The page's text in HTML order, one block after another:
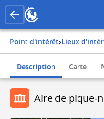
Point d'intérêt› Lieux
Description Carte
Aire de pique-